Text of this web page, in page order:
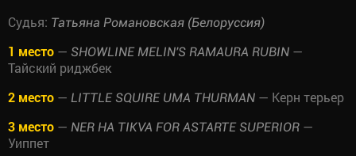
Судья: Татьяна Романовская (Белоруссия)
1 место — SHOWLINE MELIN'S RAMAURA RUBIN —
Тайский риджбек
2 место — LITTLE SQUIRE UMA THURMAN — Керн терьер
3 место — NER HA TIKVA FOR ASTARTE SUPERIOR —
Уиппет